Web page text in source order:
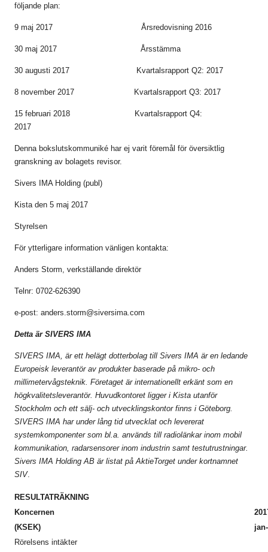
följande plan:
9 maj 2017 Årsredovisning 2016
30 maj 2017 Årsstämma
30 augusti 2017 Kvartalsrapport Q2: 2017
8 november 2017 Kvartalsrapport Q3: 2017
15 februari 2018 Kvartalsrapport Q4:
2017
Denna bokslutskommuniké har ej varit föremål för översiktlig
granskning av bolagets revisor.
Sivers IMA Holding (publ)
Kista den 5 maj 2017
Styrelsen
För ytterligare information vänligen kontakta:
Anders Storm, verkställande direktör
Telnr: 0702-626390
e-post: anders.storm@siversima.com
Detta är SIVERS IMA
SIVERS IMA, är ett helägt dotterbolag till Sivers IMA är en ledande
Europeisk leverantör av produkter baserade på mikro- och
millimetervågsteknik. Företaget är internationellt erkänt som en
högkvalitetsleverantör. Huvudkontoret ligger i Kista utanför
Stockholm och ett sälj- och utvecklingskontor finns i Göteborg.
SIVERS IMA har under lång tid utvecklat och levererat
systemkomponenter som bl.a. används till radiolänkar inom mobil
kommunikation, radarsensorer inom industrin samt testutrustningar.
Sivers IMA Holding AB är listat på AktieTorget under kortnamnet
SIV.
RESULTATRÄKNING
Koncernen
(KSEK)
Rörelsens intäkter